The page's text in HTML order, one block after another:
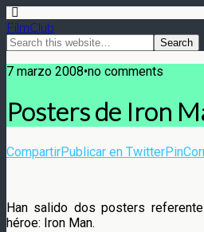
FilmClub
7 marzo 2008•no comments
Posters de Iron
CompartirPublicar en TwitterPin
Han salido dos posters
héroe: Iron Man.